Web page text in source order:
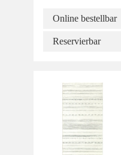
Online bestellbar
Reservierbar